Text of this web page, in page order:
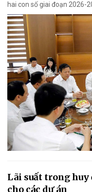
hai con số giai đoạn 2026-
Lãi suất trong
cho các dự án